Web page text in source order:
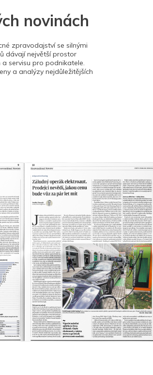
novinách
zpravodajství se silnými
dávají největší prostor
servisu pro podnikatele.
a analýzy nejdůležitějších